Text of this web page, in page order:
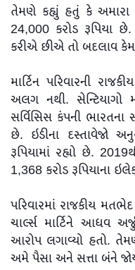
તેમણે કહ્યું હતું કે
24,000 કરોડ
કરીએ છીએ તો બદલાવ
માર્ટિન પરિવારની
અલગ નથી. સેન્ટિયાગો
સર્વિસિસ કંપની
છે. ઇડીના દસ્તાવેજો
રૂપિયામાં રહ્યો છે.
1,368 કરોડ રૂપિયાના
પરિવારમાં રાજકીય
ચાર્લ્સ માર્ટિને આધવ
આરોપ લગાવ્યો હતો.
અમે પૈસા અને સત્તા બંને